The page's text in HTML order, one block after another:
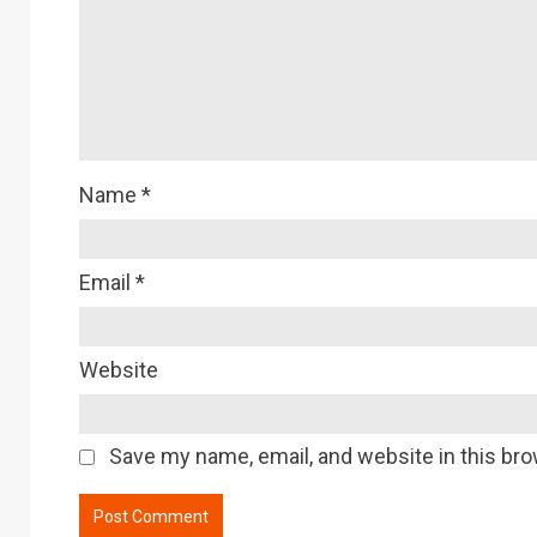
Name *
Email *
Website
Save my name, email, and website in this